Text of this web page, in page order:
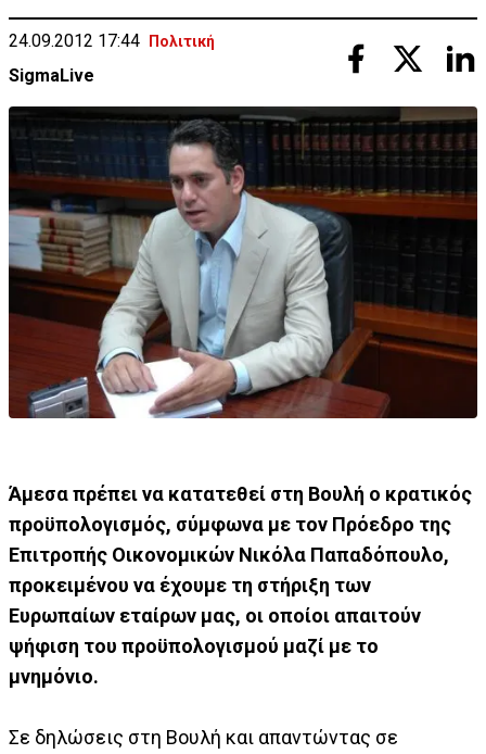
24.09.2012 17:44 Πολιτική
SigmaLive
Άμεσα πρέπει να κατατεθεί στη Βουλή ο κρατικός
προϋπολογισμός, σύμφωνα με τον Πρόεδρο της
Επιτροπής Οικονομικών Νικόλα Παπαδόπουλο,
προκειμένου να έχουμε τη στήριξη των
Ευρωπαίων εταίρων μας, οι οποίοι απαιτούν
ψήφιση του προϋπολογισμού μαζί με το
μνημόνιο.
Σε δηλώσεις στη Βουλή και απαντώντας σε